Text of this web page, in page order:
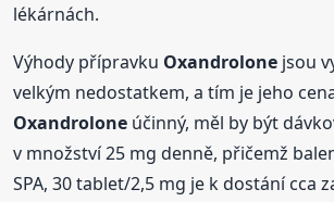
lékárnách.
Výhody přípravku Oxandrolone jsou
velkým nedostatkem, a tím je jeho
Oxandrolone účinný, měl by být
v množství 25 mg denně, přičemž
SPA, 30 tablet/2,5 mg je k dostání cca